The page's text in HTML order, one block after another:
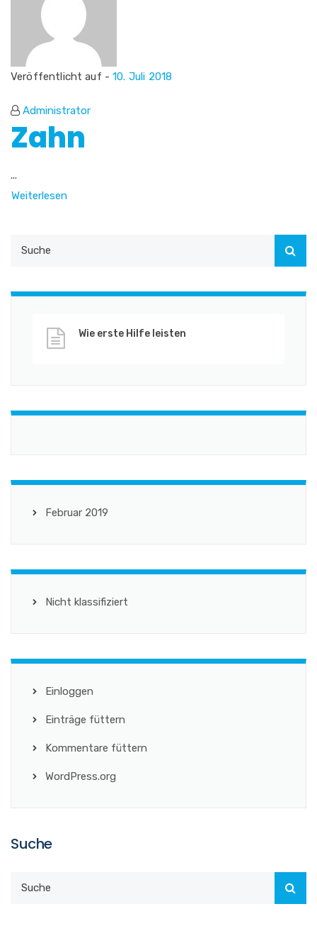
Veröffentlicht auf -10. Juli 2018
Administrator
Zahn
...
Weiterlesen
Wie erste Hilfe leisten
Februar 2019
Nicht klassifiziert
Einloggen
Einträge füttern
Kommentare füttern
WordPress.org
Suche